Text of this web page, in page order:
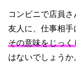
コンビニで店員さ
友人に、仕事相
その意味をじっ
はないでしょうか